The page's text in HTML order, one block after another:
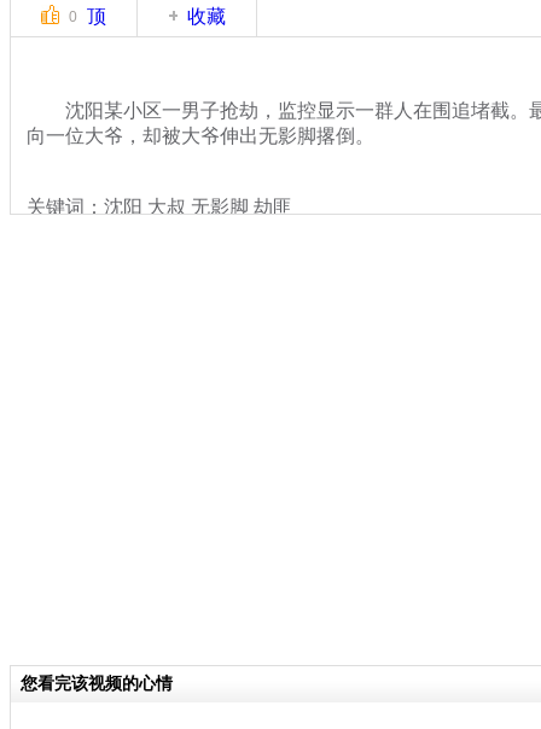
0 顶 收藏
沈阳某小区一男子抢劫，监控显示一群人在围追堵截。
向一位大爷，却被大爷伸出无影脚撂倒。
关键词：沈阳 大叔 无影脚 劫匪
您看完该视频的心情